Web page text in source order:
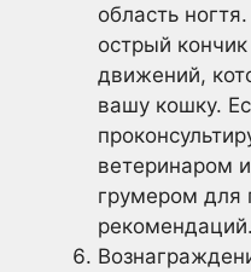
область
острый кончик
движений,
вашу кошку.
ветеринаром
грумером для
рекомендаций.